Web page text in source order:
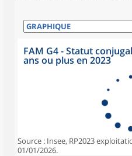
FAM G4 - Statut
ans ou plus en 2023
Source : Insee, RP2023
01/01/2026.